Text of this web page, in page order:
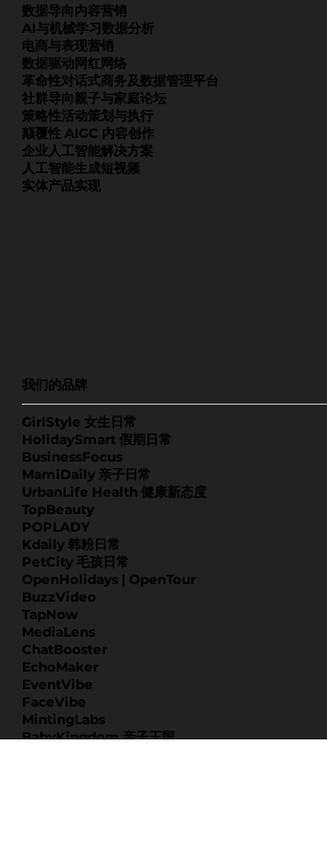
数据导向内容营销
AI与机械学习数据分析
电商与表现营销
数据驱动网红网络
革命性对话式商务及数据管理平台
社群导向親子与家庭论坛
策略性活动策划与执行
颠覆性 AIGC 内容创作
企业人工智能解决方案
人工智能生成短视频
实体产品实现
TapNow
MediaLens
ChatBooster
EchoMaker
EventVibe
FaceVibe
MintingLabs
BabyKingdom 亲子王国
GirlStyle 女生日常
HolidaySmart 假期日常
BusinessFocus
MamiDaily 亲子日常
UrbanLife Health 健康新态度
TopBeauty
POPLADY
Kdaily 韩粉日常
PetCity 毛孩日常
OpenHolidays | OpenTour
BuzzVideo
我们的品牌